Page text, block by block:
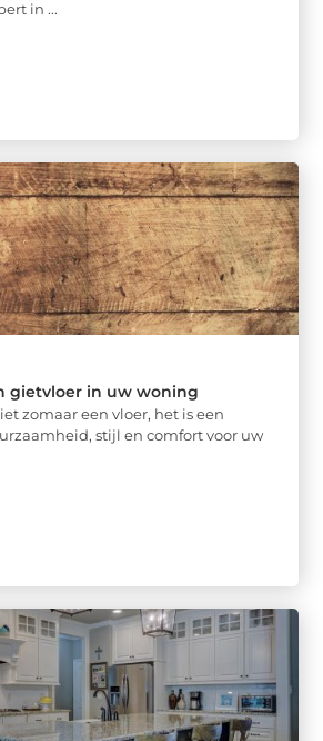
in ...
gietvloer in uw woning
zomaar een vloer, het is een
stijl en comfort voor uw